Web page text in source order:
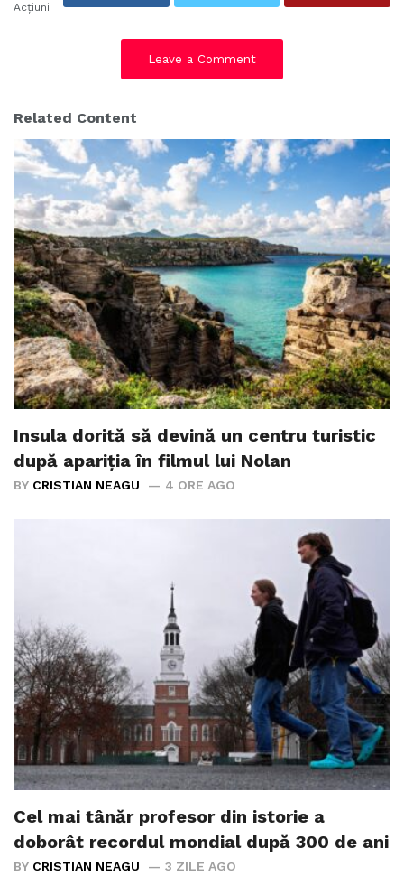
Acțiuni
Leave a Comment
Related Content
Insula dorită să devină un centru turistic
după apariția în filmul lui Nolan
BY CRISTIAN NEAGU 4 ORE AGO
Cel mai tânăr profesor din istorie a
doborât recordul mondial după 300 de ani
BY CRISTIAN NEAGU 3 ZILE AGO